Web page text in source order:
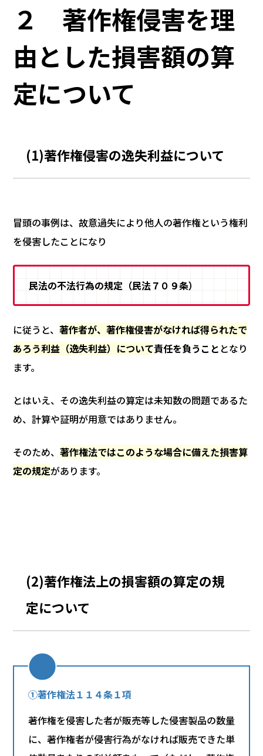
２ 著作権侵害を理
由とした損害額の算
定について
(1)著作権侵害の逸失利益について
冒頭の事例は、故意過失により他人の著作権という権利
を侵害したことになり
民法の不法行為の規定（民法７０９条）
に従うと、 著作者が、著作権侵害がなければ得られたで
あろう利益（逸失利益）について責任を負うこと となり
ます。
とはいえ、その逸失利益の算定は未知数の問題であるた
め、計算や証明が用意ではありません。
そのため、 著作権法ではこのような場合に備えた損害算
定の規定があります。
(2)著作権法上の損害額の算定の規
定について
①著作権法１１４条１項
著作権を侵害した者が販売等した侵害製品の数量
に、著作権者が侵害行為がなければ販売できた単